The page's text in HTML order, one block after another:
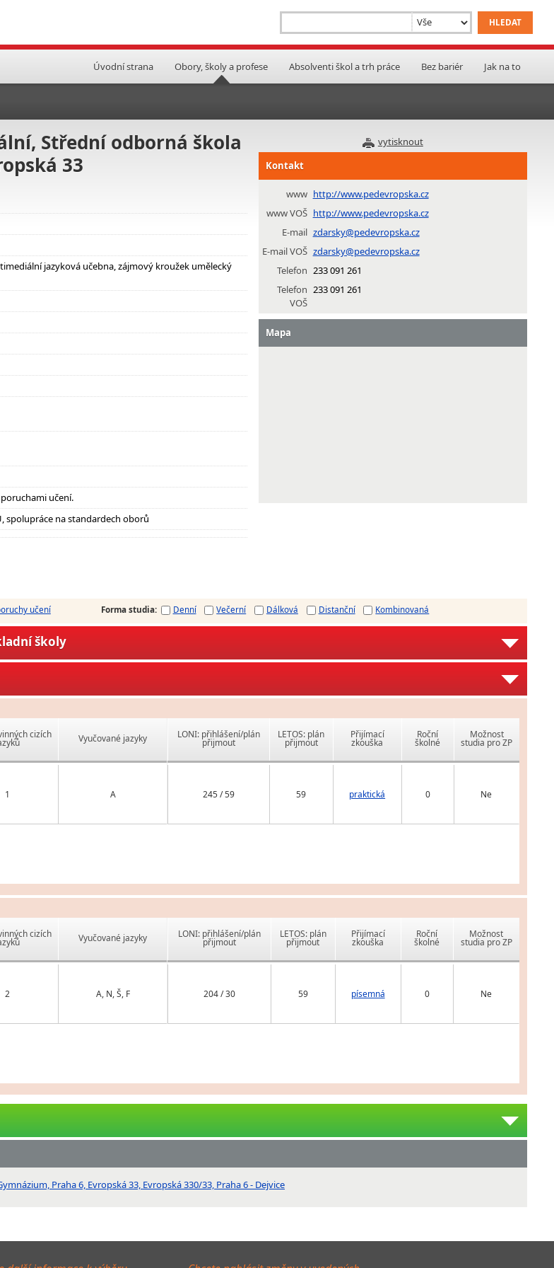
Úvodní strana Obory, školy a profese Absolventi škol a trh práce Bez bariér Jak na to
vytisknout
Střední odborná škola
33
jazyková učebna, zájmový kroužek umělecký
učení.
spolupráce na standardech oborů
Kontakt
www http://www.pedevropska.cz
www VOŠ http://www.pedevropska.cz
E-mail zdarsky@pedevropska.cz
E-mail VOŠ zdarsky@pedevropska.cz
Telefon 233 091 261
Telefon
VOŠ
233 091 261
Mapa
učení Forma studia: Denní Večerní Dálková Distanční Kombinovaná
školy
cizích Vyučované jazyky
1 A
LONI: přihlášení/plán
přijmout
LETOS: plán
přijmout
Přijímací
zkouška
Roční
školné
Možnost
studia pro ZP
245 / 59 59 praktická 0 Ne
cizích Vyučované jazyky
2 A, N, Š, F
LONI: přihlášení/plán
přijmout
LETOS: plán
přijmout
Přijímací
zkouška
Roční
školné
Možnost
studia pro ZP
204 / 30 59 písemná 0 Ne
Praha 6, Evropská 33, Evropská 330/33, Praha 6 - Dejvice